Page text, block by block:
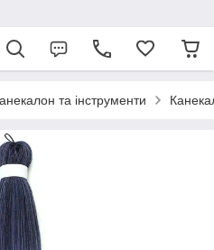
та інструменти